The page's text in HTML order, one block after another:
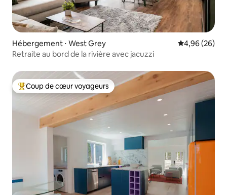
Hébergement ⋅ West Grey Évaluation
4,96 (26)
Retraite au bord de la rivière avec jacuzzi
Coups de cœur voyageurs les plus appréciés
Coup de cœur voyageurs